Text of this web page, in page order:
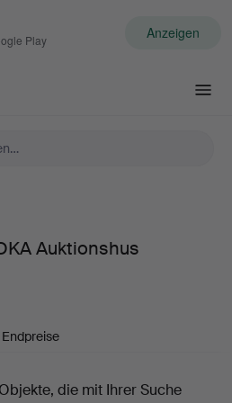
Play Anzeigen
Auktionshus
Endpreise
die mit Ihrer Suche